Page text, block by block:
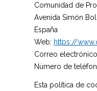
Comunidad de
Avenida Simón
España
Web: https://
Correo
Número de
Esta política de